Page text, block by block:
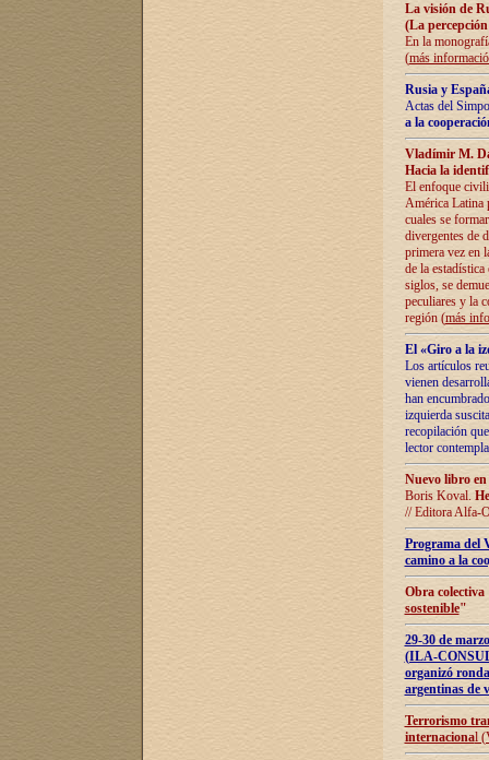
La visión de
(La
En la
(más
Rusia y
Actas del
a la
Vladímir M.
Hacia la
El enfoque
América Latina
cuales se
divergentes de
primera vez en
de la
siglos, se
peculiares y la
región (más
El «Giro a la
Los artículos
vienen
han
izquierda
recopilación
lector
Nuevo libro
Boris Koval.
// Editora Alfa-
Programa del
camino a la
Obra
sostenible"
29-30 de
(ILA-
organizó
argentinas de
Terrorismo
internacional